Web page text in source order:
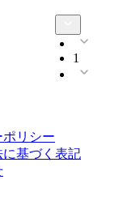
1
リシー
基づく表記